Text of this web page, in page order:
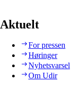
Aktuelt
For pressen
Høringer
Nyhetsvarsel
Om Udir